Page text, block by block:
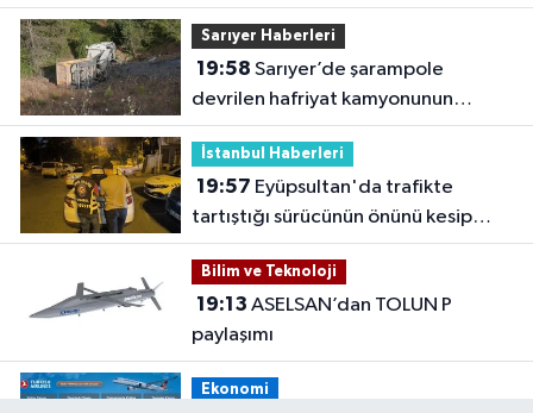
Sarıyer Haberleri
19:58
devrilen hafriyat kamyonunun
şoförü yaralandı
İstanbul Haberleri
19:57
tartıştığı sürücünün önünü kesip
tehdit eden saldırgana 180 bin lira
ceza
Bilim ve Teknoloji
19:13
paylaşımı
Ekonomi